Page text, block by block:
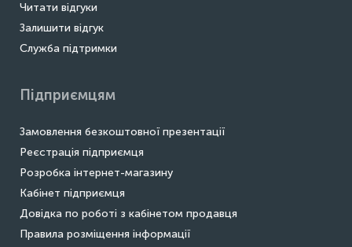
Читати відгуки
Залишити відгук
Служба підтримки
Підприємцям
Замовлення безкоштовної презентації
Реєстрація підприємця
Розробка інтернет-магазину
Кабінет підприємця
Довідка по роботі з кабінетом продавця
Правила розміщення інформації